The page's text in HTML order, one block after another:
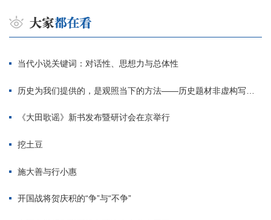
当代小说关键词：对话性、思想力与总体性
历史为我们提供的，是观照当下的方法——历史题材非虚构写作多人谈
《大田歌谣》新书发布暨研讨会在京举行
挖土豆
施大善与行小惠
开国战将贺庆积的“争”与“不争”